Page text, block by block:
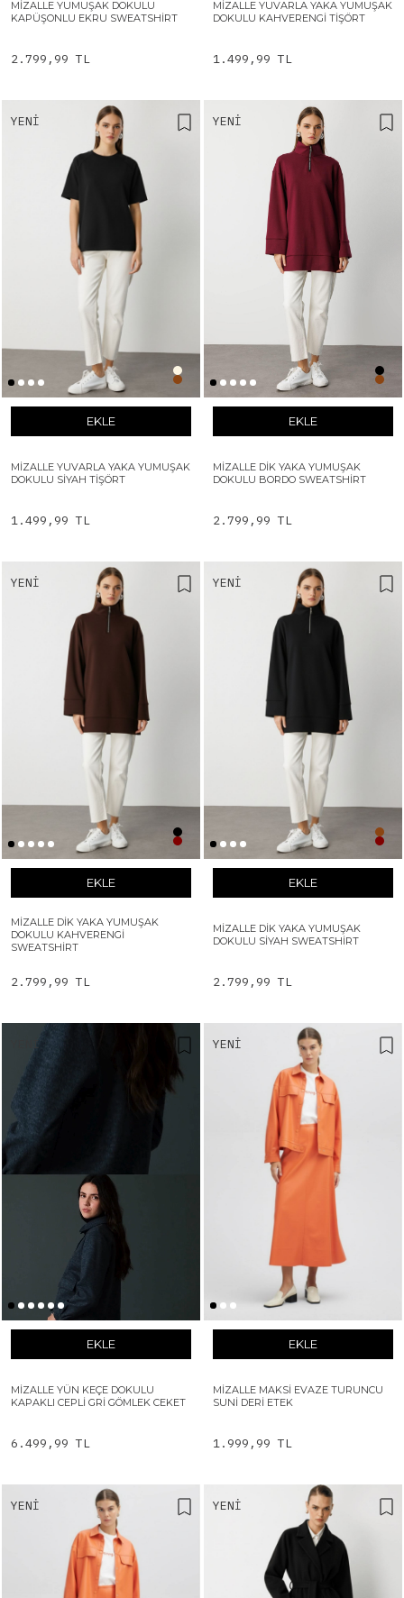
MIZALLE YUMUŞAK DOKULU
KAPÜŞONLU EKRU SWEATSHIRT
2.799,99 TL
MIZALLE YUVARLA YAKA YUMUŞAK
DOKULU KAHVERENGI TIŞÖRT
1.499,99 TL
YENI
EKLE
MIZALLE YUVARLA YAKA YUMUŞAK
DOKULU SIYAH TIŞÖRT
1.499,99 TL
YENI
EKLE
MIZALLE DIK YAKA YUMUŞAK
DOKULU BORDO SWEATSHIRT
2.799,99 TL
YENI
EKLE
MIZALLE DIK YAKA YUMUŞAK
DOKULU KAHVERENGI
SWEATSHIRT
2.799,99 TL
YENI
EKLE
MIZALLE DIK YAKA YUMUŞAK
DOKULU SIYAH SWEATSHIRT
2.799,99 TL
YENI
EKLE
MIZALLE YÜN KEÇE DOKULU
KAPAKLI CEPLI GRI GÖMLEK CEKET
6.499,99 TL
YENI
EKLE
MIZALLE MAKSI EVAZE TURUNCU
SUNI DERI ETEK
1.999,99 TL
YENI YENI